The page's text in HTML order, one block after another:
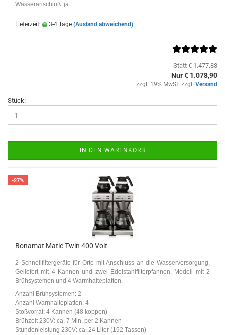
Wasseranschluß: ja
Lieferzeit: 3-4 Tage (Ausland abweichend)
Statt € 1.477,83
Nur € 1.078,90
zzgl. 19% MwSt. zzgl. Versand
Stück:
IN DEN WARENKORB
-27%
Bonamat Matic Twin 400 Volt
2 Schnellfiltergeräte für Orte mit Anschluss an die Wasserversorgung.
Geliefert mit 4 Kannen und zwei Edelstahlfilterpfannen. Modell mit 2
Brühsystemen und 4 Warmhalteplatten.
Anzahl Brühsystemen: 2
Anzahl Warnhalteplatten: 4
Stoßvorrat: 4 Kannen (48 koppen)
Brühzeit 230V: ca. 7 Min. per 2 Kannen
Stundenleistung 230V: ca. 24 Liter (192 Tassen)